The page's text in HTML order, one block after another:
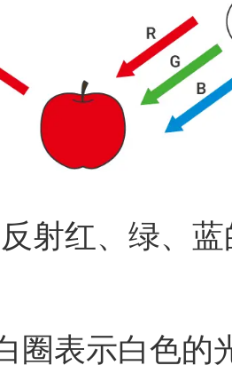
射红、绿、
圈表示白色的